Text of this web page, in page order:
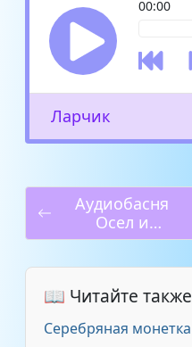
00:00
Ларчик
Аудиобасня
Осел и
соловей
📖 Читайте также
Серебряная монетка